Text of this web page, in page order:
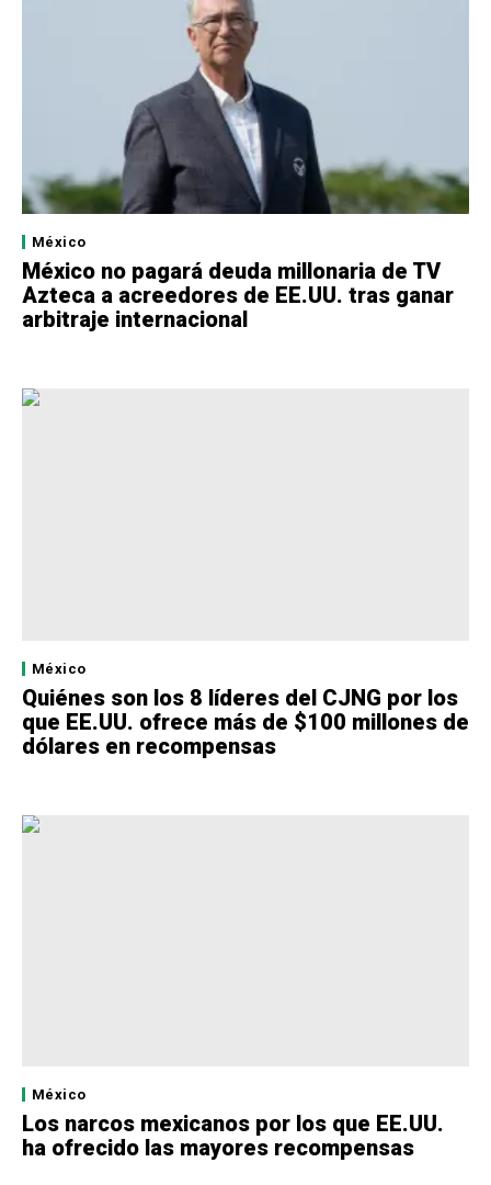
México
México no pagará deuda millonaria de TV
Azteca a acreedores de EE.UU. tras ganar
arbitraje internacional
México
Quiénes son los 8 líderes del CJNG por los
que EE.UU. ofrece más de $100 millones de
dólares en recompensas
México
Los narcos mexicanos por los que EE.UU.
ha ofrecido las mayores recompensas